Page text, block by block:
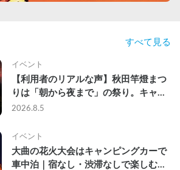
すべて見る
イベント
【利用者のリアルな声】秋田竿燈まつ
りは「朝から夜まで」の祭り。キャン
ピングカーで行った2組の記録
2026.8.5
イベント
大曲の花火大会はキャンピングカーで
車中泊｜宿なし・渋滞なしで楽しむ